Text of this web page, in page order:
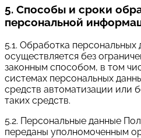
5. Способы и сроки
персональной
5.1. Обработка персональных
осуществляется без
законным способом, в том
системах персональных
средств автоматизации или
таких средств.
5.2. Персональные данные
переданы уполномоченным